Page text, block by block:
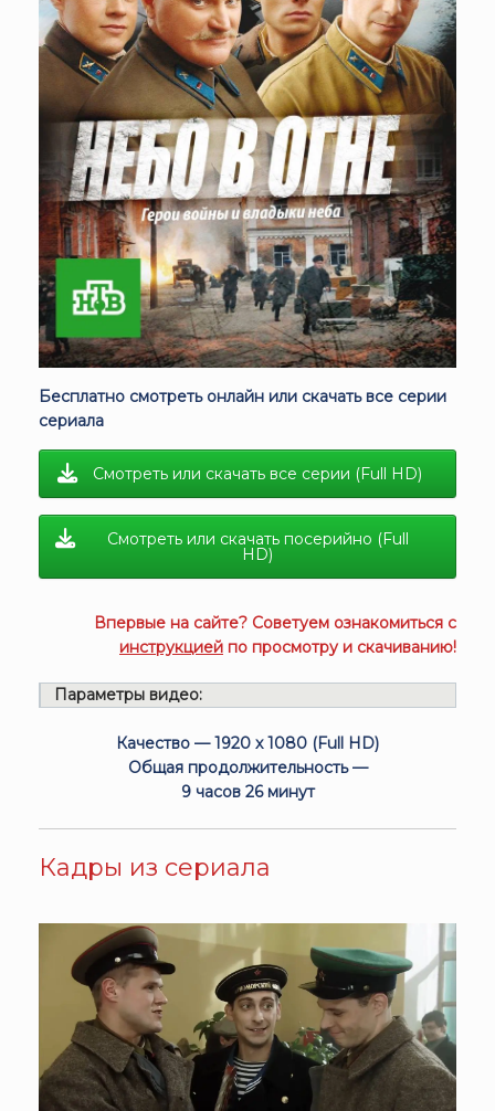
Бесплатно смотреть онлайн или скачать все серии
сериала
Смотреть или скачать все серии (Full HD)
Смотреть или скачать посерийно (Full
HD)
Впервые на сайте? Советуем ознакомиться с
инструкцией по просмотру и скачиванию!
Параметры видео:
Качество — 1920 x 1080 (Full HD)
Общая продолжительность —
9 часов 26 минут
Кадры из сериала